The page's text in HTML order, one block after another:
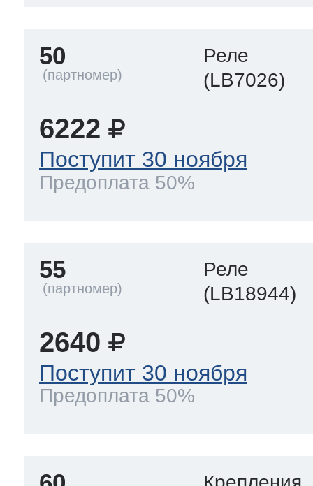
50
Реле
(LB7026)
6222
Поступит 30 ноября
Предоплата 50%
55
Реле
(LB18944)
2640
Поступит 30 ноября
Предоплата 50%